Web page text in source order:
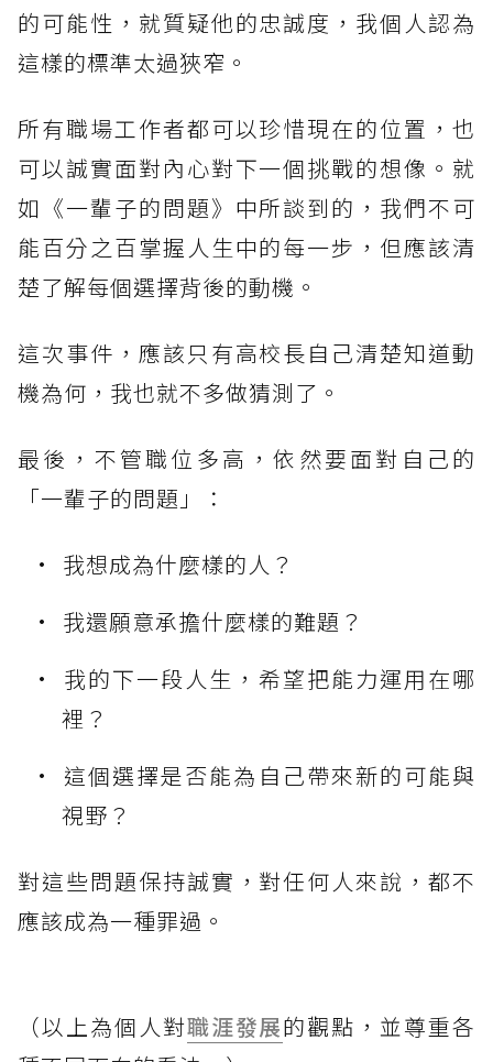
的可能性，就質疑他的忠誠度，我個人認為
這樣的標準太過狹窄。
所有職場工作者都可以珍惜現在的位置，也
可以誠實面對內心對下一個挑戰的想像。就
如《一輩子的問題》中所談到的，我們不可
能百分之百掌握人生中的每一步，但應該清
楚了解每個選擇背後的動機。
這次事件，應該只有高校長自己清楚知道動
機為何，我也就不多做猜測了。
最後，不管職位多高，依然要面對自己的
「一輩子的問題」：
我想成為什麼樣的人？
我還願意承擔什麼樣的難題？
我的下一段人生，希望把能力運用在哪
裡？
這個選擇是否能為自己帶來新的可能與
視野？
對這些問題保持誠實，對任何人來說，都不
應該成為一種罪過。
（以上為個人對職涯發展的觀點，並尊重各